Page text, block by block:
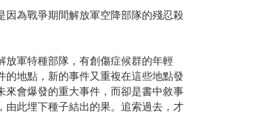
為戰爭期間解放軍空降部隊的殘忍殺
放軍特種部隊，有創傷症候群的年輕
的地點，新的事件又重複在這些地點發
來會爆發的重大事件，而卻是書中敘事
由此埋下種子結出的果。追索過去，才